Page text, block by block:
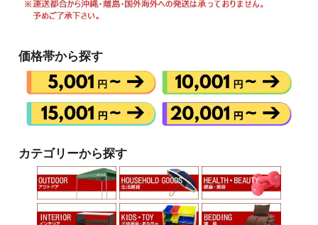
価格帯から探す
カテゴリーから探す